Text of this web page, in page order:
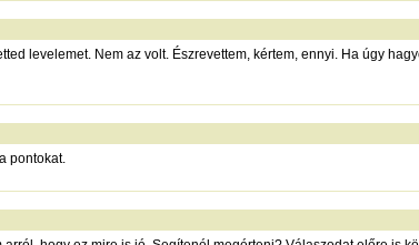
levelemet. Nem az volt. Észrevettem, kértem, ennyi. Ha úgy
pontokat.